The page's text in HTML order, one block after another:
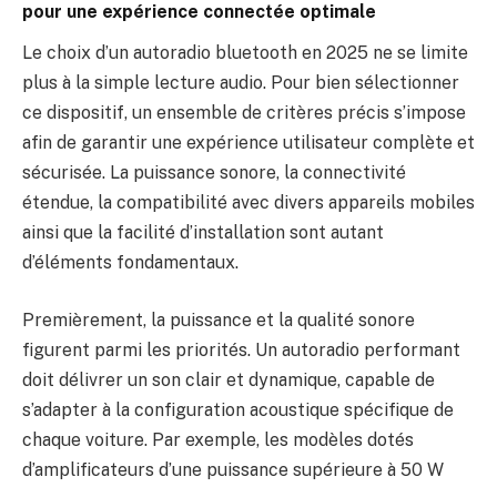
pour une expérience connectée optimale
Le choix d’un autoradio bluetooth en 2025 ne se limite
plus à la simple lecture audio. Pour bien sélectionner
ce dispositif, un ensemble de critères précis s’impose
afin de garantir une expérience utilisateur complète et
sécurisée. La puissance sonore, la connectivité
étendue, la compatibilité avec divers appareils mobiles
ainsi que la facilité d’installation sont autant
d’éléments fondamentaux.
Premièrement, la puissance et la qualité sonore
figurent parmi les priorités. Un autoradio performant
doit délivrer un son clair et dynamique, capable de
s’adapter à la configuration acoustique spécifique de
chaque voiture. Par exemple, les modèles dotés
d’amplificateurs d’une puissance supérieure à 50 W